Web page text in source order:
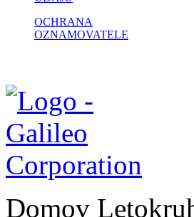
OCHRANA
OZNAMOVATELE
Domov